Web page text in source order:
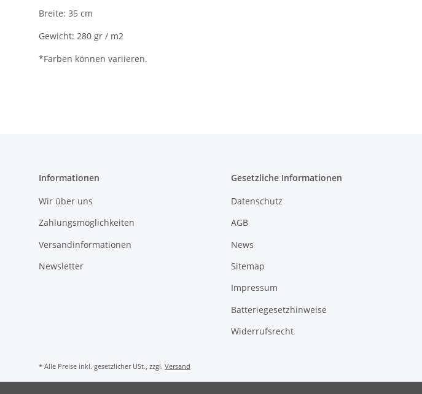
Breite: 35 cm
Gewicht: 280 gr / m2
*Farben können variieren.
Informationen
Wir über uns
Zahlungsmöglichkeiten
Versandinformationen
Newsletter
Gesetzliche Informationen
Datenschutz
AGB
News
Sitemap
Impressum
Batteriegesetzhinweise
Widerrufsrecht
* Alle Preise inkl. gesetzlicher USt., zzgl. Versand